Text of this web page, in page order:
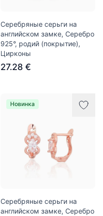
Серебряные серьги на
английском замке, Серебро
925°, родий (покрытие),
Цирконы
27.28 €
Новинка
Серебряные серьги на
английском замке, Серебро